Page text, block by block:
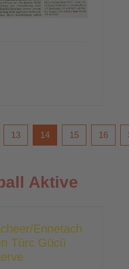
13 14 15 16
Aktive
Ennetach
Türc Gücü